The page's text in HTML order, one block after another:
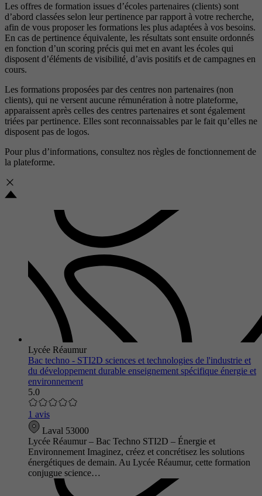
Les offres de formation issues d’écoles partenaires (clients) sont
d’abord classées selon leur pertinence par rapport à votre recherche,
afin de vous proposer les formations les plus adaptées à vos besoins.
En cas de pertinence équivalente, les résultats sont ensuite ordonnés
en fonction d’un scoring précis qui met en avant les écoles qui
disposent d’éléments de visibilité, d’avis positifs et de campagnes en
cours.
Les formations proposées par des centres non partenaires (non
clients), qui ne versent aucune rémunération à notre plateforme,
apparaissent après celles des centres partenaires et sont également
triées par pertinence. Elles sont reconnaissables par le fait qu’elles ne
disposent pas de logos.
Pour plus d’informations, consultez nos règles de fonctionnement de
la plateforme.
Lycée Réaumur
Bac techno - STI2D sciences et technologies de l'industrie et
du développement durable enseignement spécifique énergie et
environnement
5.0
1 avis
Laval 53000
Lycée Réaumur – Bac Techno STI2D – Énergie et
Environnement Imaginez, créez et concrétisez les solutions
énergétiques de demain. Au Lycée Réaumur, cette formation
conjugue science…